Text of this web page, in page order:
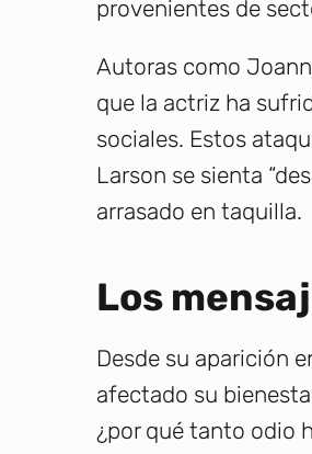
provenientes de
Autoras como
que la actriz ha
sociales. Estos
Larson se sienta
arrasado en taquilla.
Los
Desde su aparición
afectado su
¿por qué tanto odio